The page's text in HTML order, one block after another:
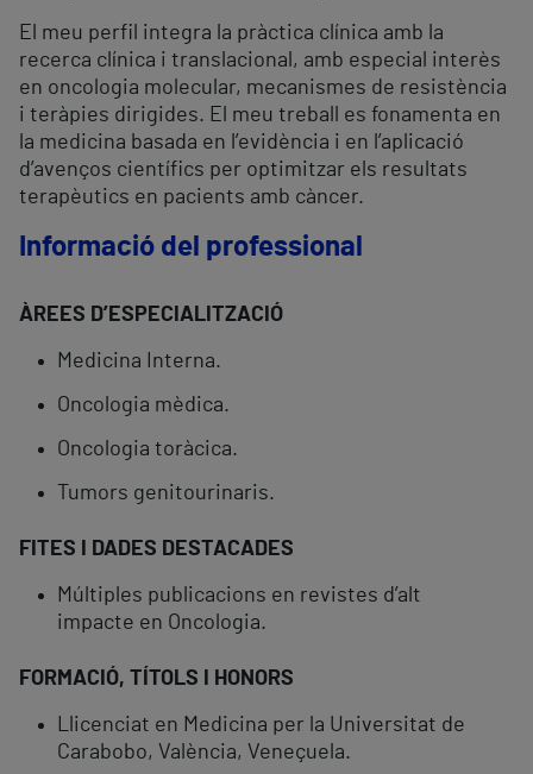
El meu perfil integra la pràctica clínica amb la
recerca clínica i translacional, amb especial interès
en oncologia molecular, mecanismes de resistència
i teràpies dirigides. El meu treball es fonamenta en
la medicina basada en l’evidència i en l’aplicació
d’avenços científics per optimitzar els resultats
terapèutics en pacients amb càncer.
Informació del professional
ÀREES D’ESPECIALITZACIÓ
Medicina Interna.
Oncologia mèdica.
Oncologia toràcica.
Tumors genitourinaris.
FITES I DADES DESTACADES
Múltiples publicacions en revistes d’alt
impacte en Oncologia.
FORMACIÓ, TÍTOLS I HONORS
Llicenciat en Medicina per la Universitat de
Carabobo, València, Veneçuela.